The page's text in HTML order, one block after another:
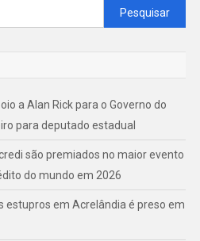
Pesquisar
por:
a Alan Rick para o Governo do
para deputado estadual
são premiados no maior evento
do mundo em 2026
estupros em Acrelândia é preso em